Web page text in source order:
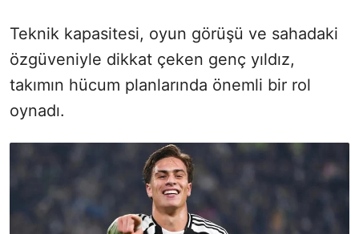
Teknik kapasitesi, oyun görüşü ve sahadaki
özgüveniyle dikkat çeken genç yıldız,
takımın hücum planlarında önemli bir rol
oynadı.